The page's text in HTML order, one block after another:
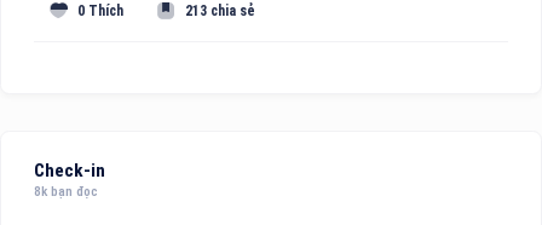
0 Thích 213 chia sẻ
Check-in
8k bạn đọc